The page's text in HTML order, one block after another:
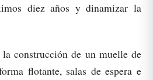
diez años y dinamizar la
construcción de un muelle de
flotante, salas de espera e